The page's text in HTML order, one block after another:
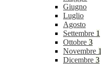
Giugno
Luglio
Agosto
Settembre 1
Ottobre 3
Novembre 1
Dicembre 3